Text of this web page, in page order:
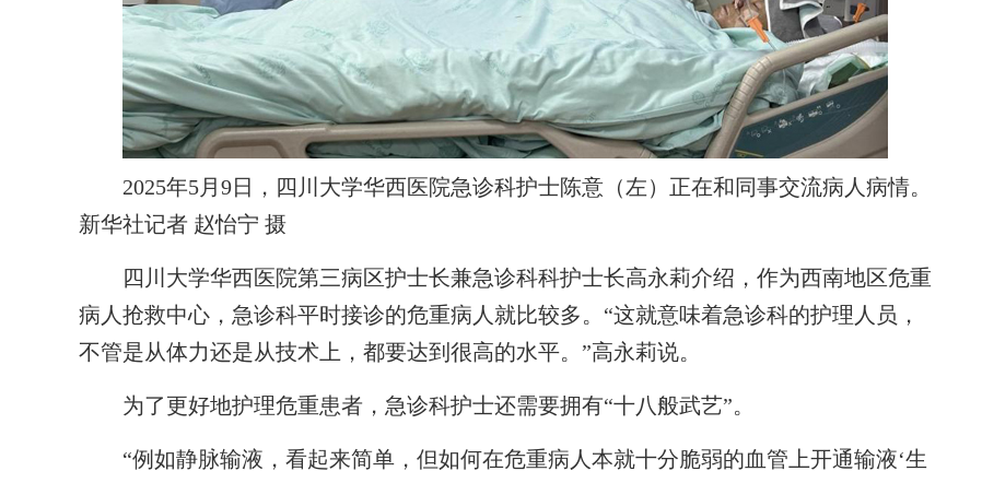
2025年5月9日，四川大学华西医院急诊科护士陈意（左）正在和同事交流病人病情。
新华社记者 赵怡宁 摄
四川大学华西医院第三病区护士长兼急诊科科护士长高永莉介绍，作为西南地区危重
病人抢救中心，急诊科平时接诊的危重病人就比较多。“这就意味着急诊科的护理人员，
不管是从体力还是从技术上，都要达到很高的水平。”高永莉说。
为了更好地护理危重患者，急诊科护士还需要拥有“十八般武艺”。
“例如静脉输液，看起来简单，但如何在危重病人本就十分脆弱的血管上开通输液‘生